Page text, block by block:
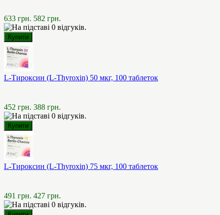
633 грн. 582 грн.
L-Тироксин (L-Thyroxin) 50 мкг, 100 таблеток
452 грн. 388 грн.
L-Тироксин (L-Thyroxin) 75 мкг, 100 таблеток
491 грн. 427 грн.